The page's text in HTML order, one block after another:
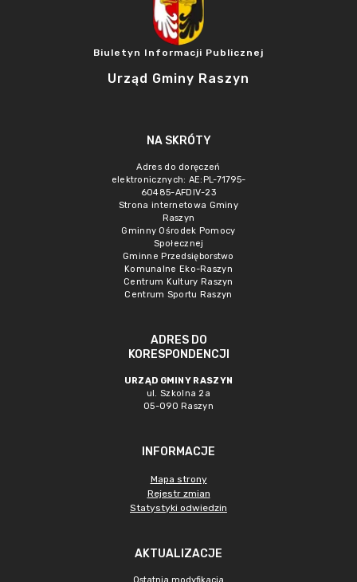
Biuletyn Informacji Publicznej
Urząd Gminy Raszyn
NA SKRÓTY
Adres do doręczeń
elektronicznych: AE:PL-71795-
60485-AFDIV-23
Strona internetowa Gminy
Raszyn
Gminny Ośrodek Pomocy
Społecznej
Gminne Przedsięborstwo
Komunalne Eko-Raszyn
Centrum Kultury Raszyn
Centrum Sportu Raszyn
ADRES DO
KORESPONDENCJI
URZĄD GMINY RASZYN
ul. Szkolna 2a
05-090 Raszyn
INFORMACJE
Mapa strony
Rejestr zmian
Statystyki odwiedzin
AKTUALIZACJE